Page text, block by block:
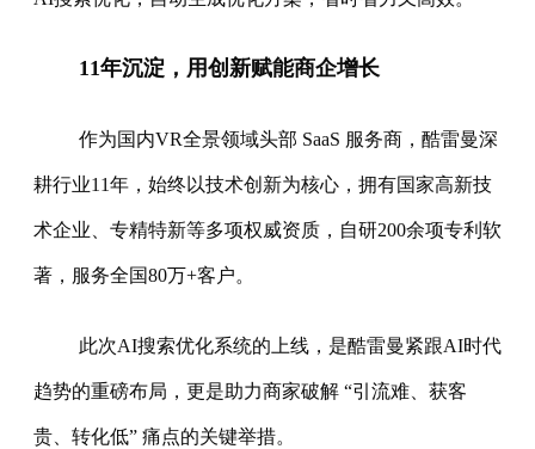
11年沉淀，用创新赋能商企增长
作为国内VR全景领域头部 SaaS 服务商，酷雷曼深
耕行业11年，始终以技术创新为核心，拥有国家高新技
术企业、专精特新等多项权威资质，自研200余项专利软
著，服务全国80万+客户。
此次AI搜索优化系统的上线，是酷雷曼紧跟AI时代
趋势的重磅布局，更是助力商家破解 “引流难、获客
贵、转化低” 痛点的关键举措。